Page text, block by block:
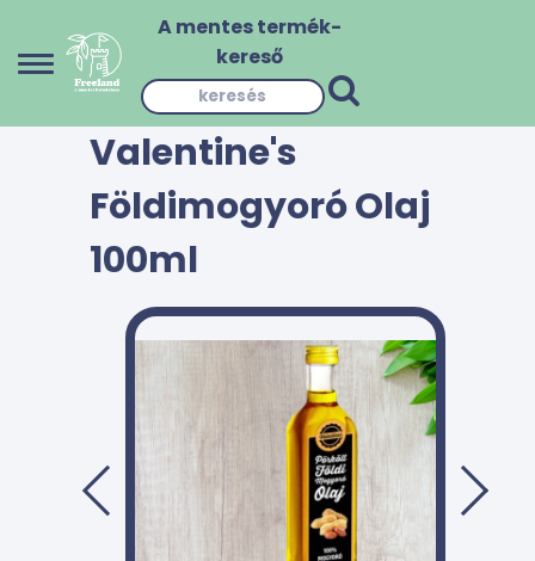
A mentes termék-
kereső
Valentine's
Földimogyoró Olaj
100ml